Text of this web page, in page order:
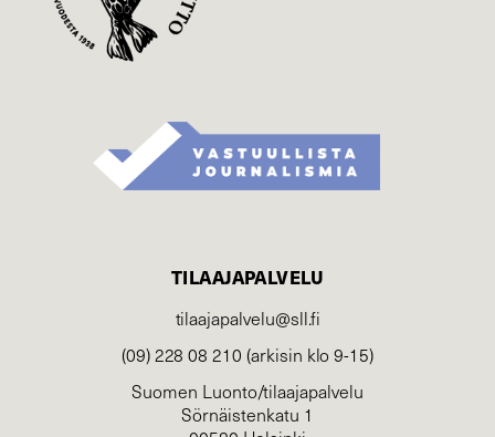
TILAAJAPALVELU
tilaajapalvelu@sll.fi
(09) 228 08 210 (arkisin klo 9-15)
Suomen Luonto/tilaajapalvelu
Sörnäistenkatu 1